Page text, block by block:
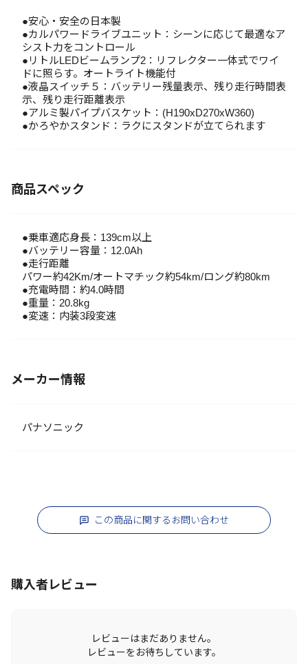
●安心・安全の日本製
●カルパワードライブユニット：シーンに応じて最適なア
シスト力をコントロール
●リトルLEDビームランプ2：リフレクター一体式でワイ
ドに照らす。オートライト機能付
●液晶スイッチ５：バッテリー残量表示、残り走行時間表
示、残り走行距離表示
●アルミ製パイプバスケット：(H190xD270xW360)
●かろやかスタンド：ラクにスタンドが立てられます
商品スペック
●乗車適応身長：139cm以上
●バッテリー容量：12.0Ah
●走行距離
パワー約42Km/オートマチック約54km/ロング約80km
●充電時間：約4.0時間
●重量：20.8kg
●変速：内装3段変速
メーカー情報
パナソニック
この商品に関するお問い合わせ
購入者レビュー
レビューはまだありません。
レビューをお待ちしています。